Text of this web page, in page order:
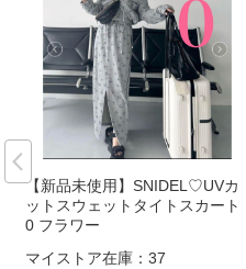
【新品未使用】SNIDEL♡UVカ
ットスウェットタイトスカート
0 フラワー
マイストア在庫： 37